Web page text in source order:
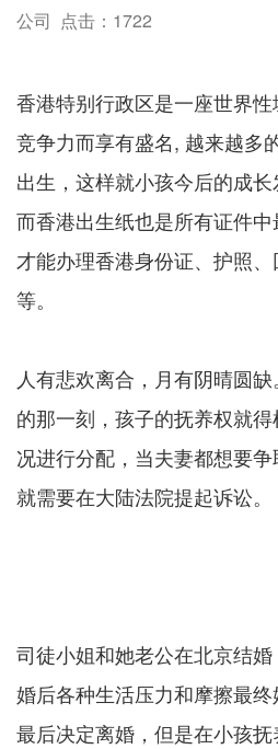
公司 点击： 1722
香港特别行政区是一座世界
竞争力而享有盛名, 越来越多
出生，这样就小孩今后的成长
而香港出生纸也是所有证件
才能办理香港身份证、护照
等。
人有悲欢离合，月有阴晴圆
的那一刻，孩子的抚养权就
况进行分配，当夫妻都想要争
就需要在大陆法院提起诉讼。
司徒小姐和她老公在北京结婚
婚后各种生活压力和摩擦最
最后决定离婚，但是在小孩